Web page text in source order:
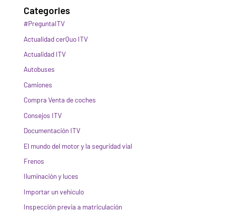
Categories
#PreguntaITV
Actualidad cerQuo ITV
Actualidad ITV
Autobuses
Camiones
Compra Venta de coches
Consejos ITV
Documentación ITV
El mundo del motor y la seguridad vial
Frenos
Iluminación y luces
Importar un vehículo
Inspección previa a matriculación